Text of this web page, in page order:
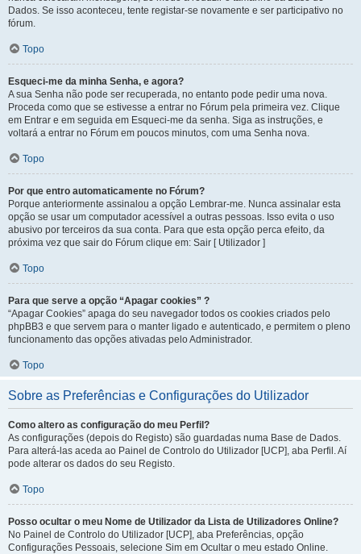
Dados. Se isso aconteceu, tente registar-se novamente e ser participativo no
fórum.
Topo
Esqueci-me da minha Senha, e agora?
A sua Senha não pode ser recuperada, no entanto pode pedir uma nova.
Proceda como que se estivesse a entrar no Fórum pela primeira vez. Clique
em Entrar e em seguida em Esqueci-me da senha. Siga as instruções, e
voltará a entrar no Fórum em poucos minutos, com uma Senha nova.
Topo
Por que entro automaticamente no Fórum?
Porque anteriormente assinalou a opção Lembrar-me. Nunca assinalar esta
opção se usar um computador acessível a outras pessoas. Isso evita o uso
abusivo por terceiros da sua conta. Para que esta opção perca efeito, da
próxima vez que sair do Fórum clique em: Sair [ Utilizador ]
Topo
Para que serve a opção “Apagar cookies” ?
“Apagar Cookies” apaga do seu navegador todos os cookies criados pelo
phpBB3 e que servem para o manter ligado e autenticado, e permitem o pleno
funcionamento das opções ativadas pelo Administrador.
Topo
Sobre as Preferências e Configurações do Utilizador
Como altero as configuração do meu Perfil?
As configurações (depois do Registo) são guardadas numa Base de Dados.
Para alterá-las aceda ao Painel de Controlo do Utilizador [UCP], aba Perfil. Aí
pode alterar os dados do seu Registo.
Topo
Posso ocultar o meu Nome de Utilizador da Lista de Utilizadores Online?
No Painel de Controlo do Utilizador [UCP], aba Preferências, opção
Configurações Pessoais, selecione Sim em Ocultar o meu estado Online.